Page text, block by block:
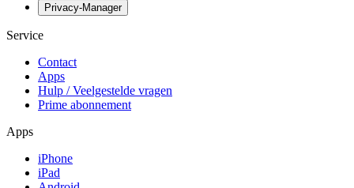
Privacy-Manager
Service
Contact
Apps
Hulp / Veelgestelde vragen
Prime abonnement
Apps
iPhone
iPad